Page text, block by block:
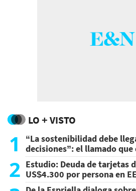
LO + VISTO
1
“La sostenibilidad debe
decisiones”: el llamado que
2 Estudio: Deuda de tarjetas
US$4.300 por persona en